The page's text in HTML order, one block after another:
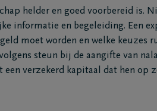
elkaar gebaar
helder en goed voorbereid is.
informatie en begeleiding. Een
moet worden en welke keuzes
steun bij de aangifte van
verzekerd kapitaal dat hen op